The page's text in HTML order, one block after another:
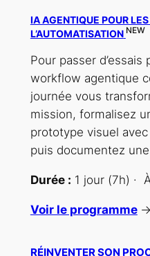
IA AGENTIQUE POUR
L’AUTOMATISATION NEW
Pour passer d’essais
workflow agentique
journée vous
mission, formalisez
prototype visuel
puis documentez
Durée : 1 jour (7h) ·
Voir le programme →
RÉINVENTER SON